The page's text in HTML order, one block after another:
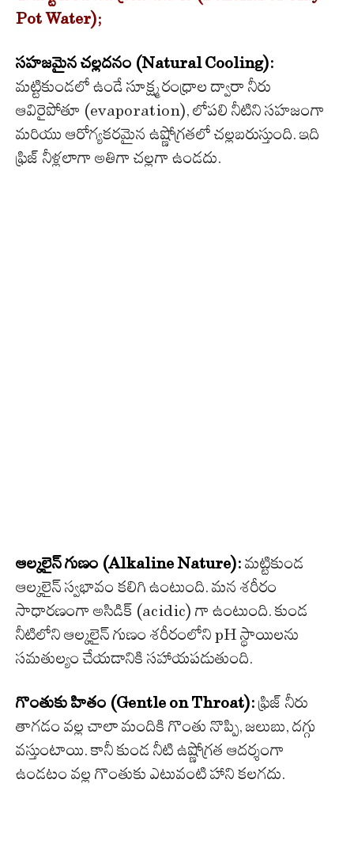
Pot Water);
సహజమైన చల్లదనం (Natural Cooling):
మట్టికుండలో ఉండే సూక్ష్మ రంధ్రాల ద్వారా నీరు
ఆవిరైపోతూ (evaporation), లోపలి నీటిని సహజంగా
మరియు ఆరోగ్యకరమైన ఉష్ణోగ్రతలో చల్లబరుస్తుంది. ఇది
ఫ్రిజ్ నీళ్లలాగా అతిగా చల్లగా ఉండదు.
ఆల్కలైన్ గుణం (Alkaline Nature): మట్టికుండ
ఆల్కలైన్ స్వభావం కలిగి ఉంటుంది. మన శరీరం
సాధారణంగా అసిడిక్ (acidic) గా ఉంటుంది. కుండ
నీటిలోని ఆల్కలైన్ గుణం శరీరంలోని pH స్థాయిలను
సమతుల్యం చేయడానికి సహాయపడుతుంది.
గొంతుకు హితం (Gentle on Throat): ఫ్రిజ్ నీరు
తాగడం వల్ల చాలా మందికి గొంతు నొప్పి, జలుబు, దగ్గు
వస్తుంటాయి. కానీ కుండ నీటి ఉష్ణోగ్రత ఆదర్శంగా
ఉండటం వల్ల గొంతుకు ఎటువంటి హాని కలగదు.